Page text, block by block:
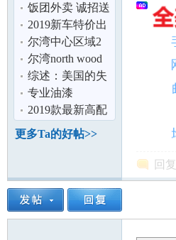
（只招女生）全
职2位
饭团外卖 诚招送
餐员 每日收入
300 起！疫情
2019新车特价出
租 最低$699起 送
车到府 机
尔湾中心区域2
房公寓分租,拎包
入住
尔湾north wood
好学区招收高中
寄宿女学生
综述：美国的失
业保障制度及其
调整
专业油漆
62662853386
2019款最新高配
7座丰田塞纳接送
更多Ta的好帖>>
回复